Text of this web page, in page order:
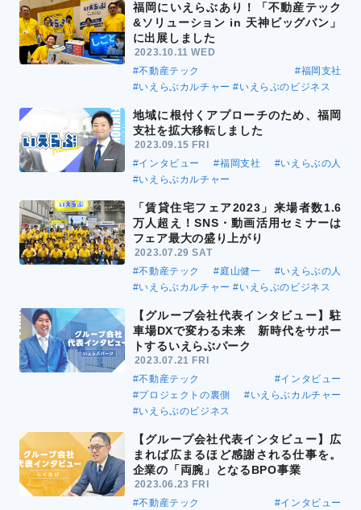
福岡にいえらぶあり！「不動産テック
&ソリューション in 天神ビッグバン」
に出展しました
2023.10.11 WED
#不動産テック
#福岡支社
#いえらぶカルチャー #いえらぶのビジネス
地域に根付くアプローチのため、福岡
支社を拡大移転しました
2023.09.15 FRI
#インタビュー
#福岡支社
#いえらぶの人
#いえらぶカルチャー
「賃貸住宅フェア2023」来場者数1.6
万人超え！SNS・動画活用セミナーは
フェア最大の盛り上がり
2023.07.29 SAT
#不動産テック
#庭山健一
#いえらぶの人
#いえらぶカルチャー #いえらぶのビジネス
【グループ会社代表インタビュー】駐
車場DXで変わる未来 新時代をサポー
トするいえらぶパーク
2023.07.21 FRI
#不動産テック
#インタビュー
#プロジェクトの裏側
#いえらぶカルチャー
#いえらぶのビジネス
【グループ会社代表インタビュー】広
まれば広まるほど感謝される仕事を。
企業の「両腕」となるBPO事業
2023.06.23 FRI
#不動産テック
#インタビュー